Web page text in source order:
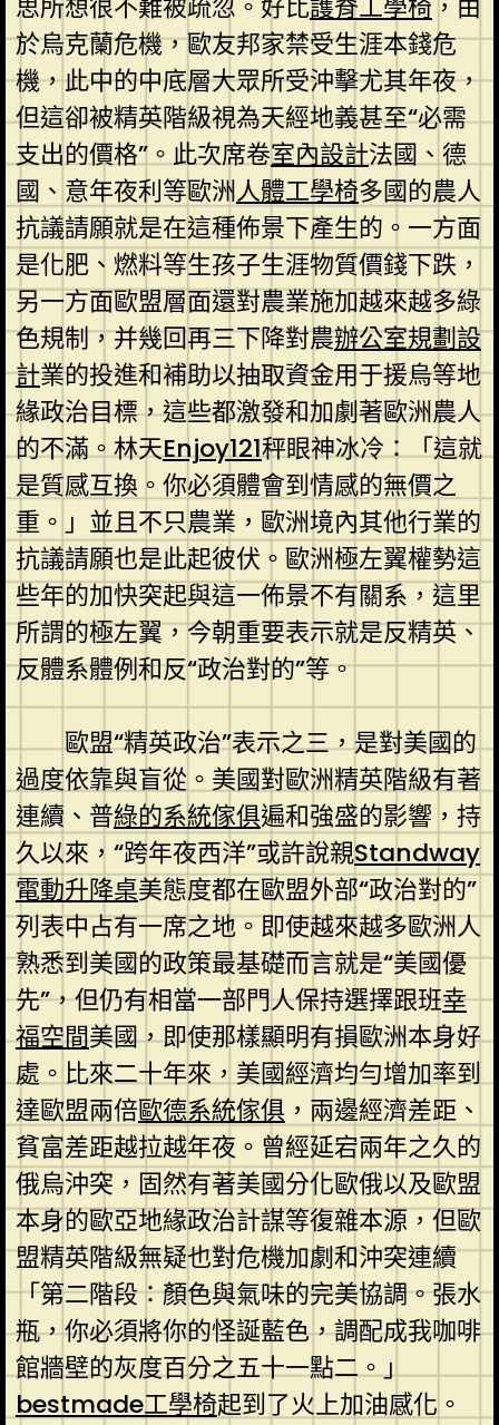
思所想很不難被疏忽。好比護脊工學椅 ，由
於烏克蘭危機，歐友邦家禁受生涯本錢危
機，此中的中底層大眾所受沖擊尤其年夜，
但這卻被精英階級視為天經地義甚至“必需
支出的價格”。此次席卷室內設計法國、德
國、意年夜利等歐洲人體工學椅多國的農人
抗議請願就是在這種佈景下產生的。一方面
是化肥、燃料等生孩子生涯物質價錢下跌，
另一方面歐盟層面還對農業施加越來越多綠
色規制，并幾回再三下降對農辦公室規劃設
計業的投進和補助以抽取資金用于援烏等地
緣政治目標，這些都激發和加劇著歐洲農人
的不滿。林天Enjoy121秤眼神冰冷：「這就
是質感互換。你必須體會到情感的無價之
重。」並且不只農業，歐洲境內其他行業的
抗議請願也是此起彼伏。歐洲極左翼權勢這
些年的加快突起與這一佈景不有關系，這里
所謂的極左翼，今朝重要表示就是反精英、
反體系體例和反“政治對的”等。
歐盟“精英政治”表示之三，是對美國的
過度依靠與盲從。美國對歐洲精英階級有著
連續、普綠的系統傢俱遍和強盛的影響，持
久以來，“跨年夜西洋”或許說親Standway
電動升降桌美態度都在歐盟外部“政治對的”
列表中占有一席之地。即使越來越多歐洲人
熟悉到美國的政策最基礎而言就是“美國優
先”，但仍有相當一部門人保持選擇跟班幸
福空間美國，即使那樣顯明有損歐洲本身好
處。比來二十年來，美國經濟均勻增加率到
達歐盟兩倍歐德系統傢俱 ，兩邊經濟差距、
貧富差距越拉越年夜。曾經延宕兩年之久的
俄烏沖突，固然有著美國分化歐俄以及歐盟
本身的歐亞地緣政治計謀等復雜本源，但歐
盟精英階級無疑也對危機加劇和沖突連續
「第二階段：顏色與氣味的完美協調。張水
瓶，你必須將你的怪誕藍色，調配成我咖啡
館牆壁的灰度百分之五十一點二。」
bestmade工學椅起到了火上加油感化。